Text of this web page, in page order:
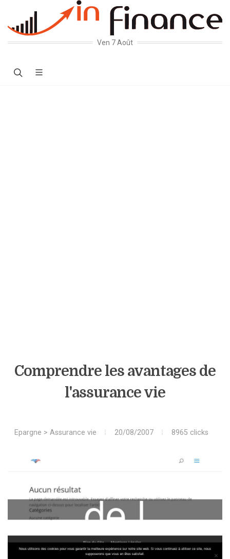
Ven 7 Août
Comprendre les avantages de
l'assurance vie
Epargne > Assurance vie 20/08/2007 8965 clicks